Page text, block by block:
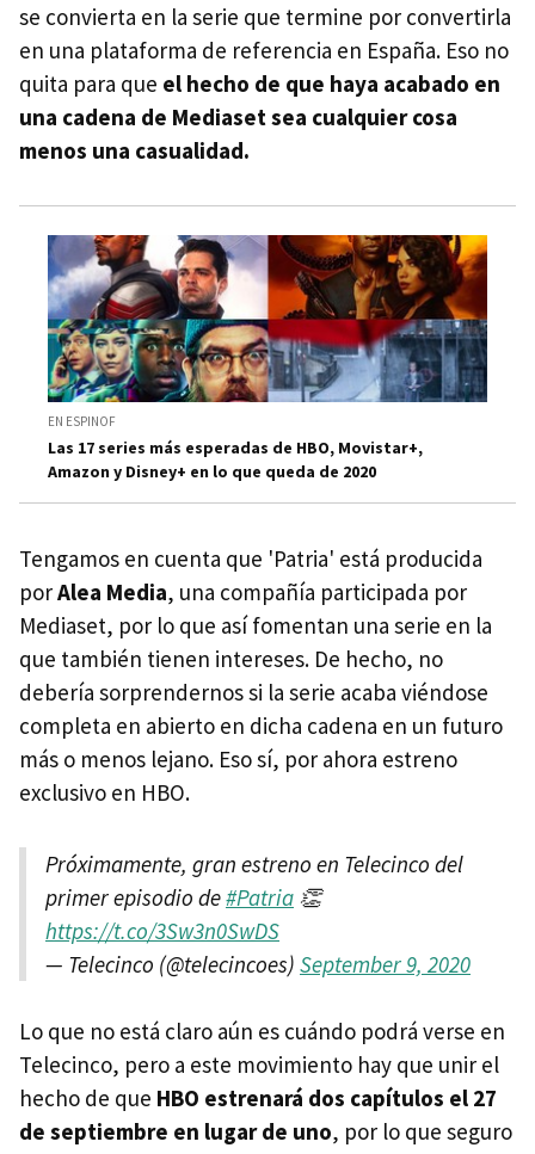
se convierta en la serie que termine por convertirla
en una plataforma de referencia en España. Eso no
quita para que el hecho de que haya acabado en
una cadena de Mediaset sea cualquier cosa
menos una casualidad.
EN ESPINOF
Las 17 series más esperadas de HBO, Movistar+,
Amazon y Disney+ en lo que queda de 2020
Tengamos en cuenta que 'Patria' está producida
porAlea Media, una compañía participada por
Mediaset, por lo que así fomentan una serie en la
que también tienen intereses. De hecho, no
debería sorprendernos si la serie acaba viéndose
completa en abierto en dicha cadena en un futuro
más o menos lejano. Eso sí, por ahora estreno
exclusivo en HBO.
Próximamente, gran estreno en Telecinco del
primer episodio de#Patria 👏
https://t.co/3Sw3n0SwDS
— Telecinco (@telecincoes) September 9, 2020
Lo que no está claro aún es cuándo podrá verse en
Telecinco, pero a este movimiento hay que unir el
hecho de que HBO estrenará dos capítulos el 27
de septiembre en lugar de uno, por lo que seguro